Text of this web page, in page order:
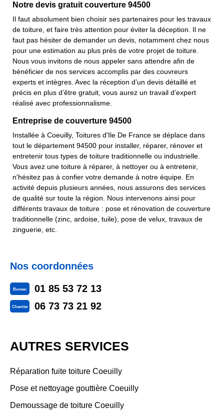
Notre devis gratuit couverture 94500
Il faut absolument bien choisir ses partenaires pour les travaux
de toiture, et faire très attention pour éviter la déception. Il ne
faut pas hésiter de demander un devis, notamment chez nous
pour une estimation au plus près de votre projet de toiture.
Nous vous invitons de nous appeler sans attendre afin de
bénéficier de nos services accomplis par des couvreurs
experts et intègres. Avec la réception d’un devis détaillé et
précis en plus d’être gratuit, vous aurez un travail d’expert
réalisé avec professionnalisme.
Entreprise de couverture 94500
Installée à Coeuilly, Toitures d'Ile De France se déplace dans
tout le département 94500 pour installer, réparer, rénover et
entretenir tous types de toiture traditionnelle ou industrielle.
Vous avez une toiture à réparer, à nettoyer ou à entretenir,
n'hésitez pas à confier votre demande à notre équipe. En
activité depuis plusieurs années, nous assurons des services
de qualité sur toute la région. Nous intervenons ainsi pour
différents travaux de toiture : pose et rénovation de couverture
traditionnelle (zinc, ardoise, tuile), pose de velux, travaux de
zinguerie, etc.
Nos coordonnées
Bureau 01 85 53 72 13
Chantier 06 73 73 21 92
AUTRES SERVICES
Réparation fuite toiture Coeuilly
Pose et nettoyage gouttière Coeuilly
Demoussage de toiture Coeuilly